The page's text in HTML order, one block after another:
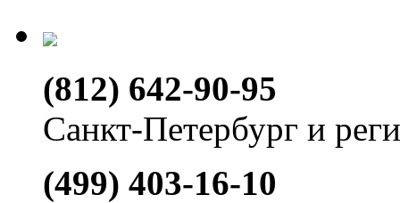
(812) 642-90-95
Санкт-Петербург и
(499) 403-16-10